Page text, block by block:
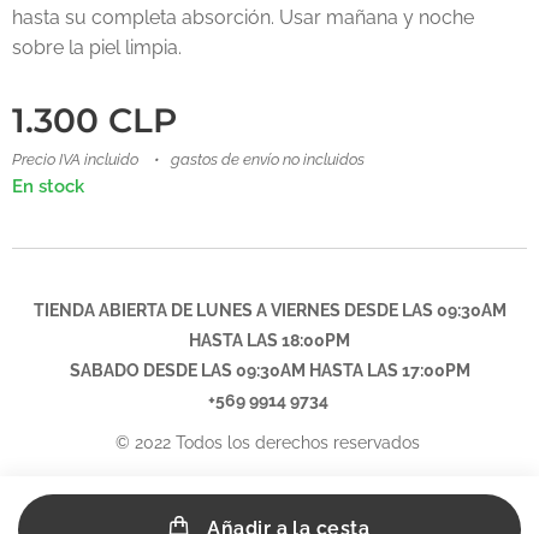
hasta su completa absorción. Usar mañana y noche
sobre la piel limpia.
1.300 CLP
Precio IVA incluido gastos de envío no incluidos
En stock
Añadir a la cesta
TIENDA ABIERTA DE LUNES A VIERNES DESDE LAS 09:30AM
HASTA LAS 18:00PM
SABADO DESDE LAS 09:30AM HASTA LAS 17:00PM
+569 9914 9734
© 2022 Todos los derechos reservados